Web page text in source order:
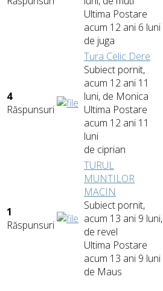
Ultima Postare
acum 12 ani 6 luni
de juga
4
Răspunsuri
Tura Celic Dere
Subiect pornit,
acum 12 ani 11
luni, de Monica
Ultima Postare
acum 12 ani 11
luni
de ciprian
1
Răspunsuri
TURUL
MUNTILOR
MACIN
Subiect pornit,
acum 13 ani 9 luni,
de revel
Ultima Postare
acum 13 ani 9 luni
de Maus